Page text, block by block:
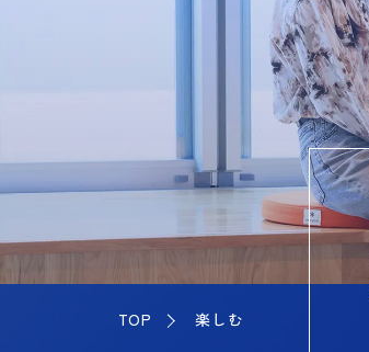
TOP 楽しむ